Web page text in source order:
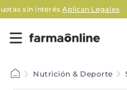
Aplican Legales
Nutrición & Deporte